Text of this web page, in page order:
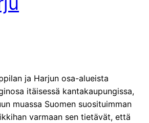
ja Harjun osa-alueista
itäisessä kantakaupungissa,
muassa Suomen suosituimman
varmaan sen tietävät, että